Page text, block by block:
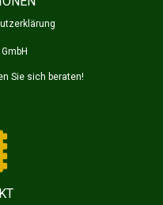
Sie sich beraten!